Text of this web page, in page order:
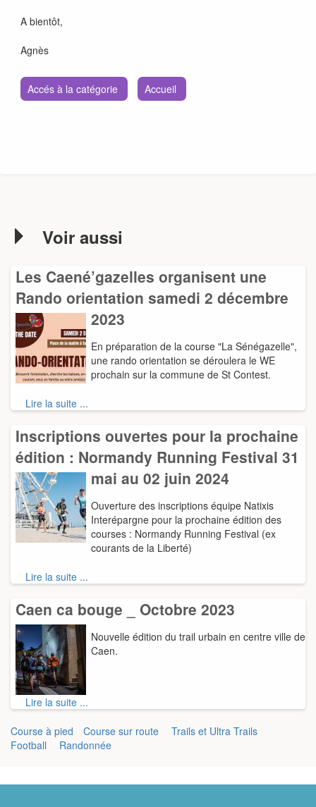
A bientôt,
Agnès
Accés à la catégorie Accueil
Voir aussi
Les Caené’gazelles organisent une
Rando orientation samedi 2 décembre
2023
En préparation de la course "La Sénégazelle",
une rando orientation se déroulera le WE
prochain sur la commune de St Contest.
Lire la suite ...
Inscriptions ouvertes pour la prochaine
édition : Normandy Running Festival 31
mai au 02 juin 2024
Ouverture des inscriptions équipe Natixis
Interépargne pour la prochaine édition des
courses : Normandy Running Festival (ex
courants de la Liberté)
Lire la suite ...
Caen ca bouge _ Octobre 2023
Nouvelle édition du trail urbain en centre ville de
Caen.
Lire la suite ...
Course à pied Course sur route
Trails et Ultra Trails
Football
Randonnée